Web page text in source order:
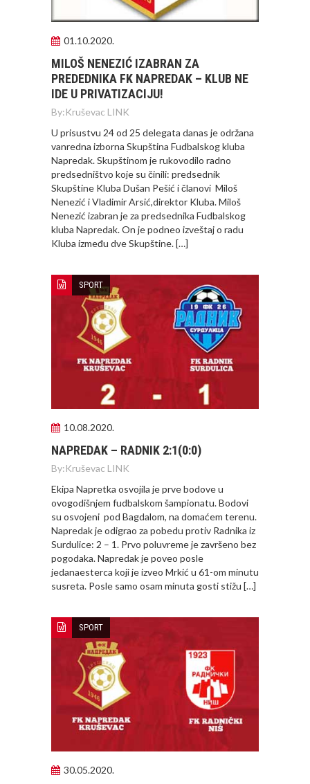
01.10.2020.
MILOŠ NENEZIĆ IZABRAN ZA
PREDEDNIKA FK NAPREDAK – KLUB NE
IDE U PRIVATIZACIJU!
By:Kruševac LINK
U prisustvu 24 od 25 delegata danas je održana
vanredna izborna Skupština Fudbalskog kluba
Napredak. Skupštinom je rukovodilo radno
predsedništvo koje su činili: predsednik
Skupštine Kluba Dušan Pešić i članovi Miloš
Nenezić i Vladimir Arsić,direktor Kluba. Miloš
Nenezić izabran je za predsednika Fudbalskog
kluba Napredak. On je podneo izveštaj o radu
Kluba između dve Skupštine. […]
SPORT
10.08.2020.
NAPREDAK – RADNIK 2:1(0:0)
By:Kruševac LINK
Ekipa Napretka osvojila je prve bodove u
ovogodišnjem fudbalskom šampionatu. Bodovi
su osvojeni pod Bagdalom, na domaćem terenu.
Napredak je odigrao za pobedu protiv Radnika iz
Surdulice: 2 – 1. Prvo poluvreme je završeno bez
pogodaka. Napredak je poveo posle
jedanaesterca koji je izveo Mrkić u 61-om minutu
susreta. Posle samo osam minuta gosti stižu […]
SPORT
30.05.2020.